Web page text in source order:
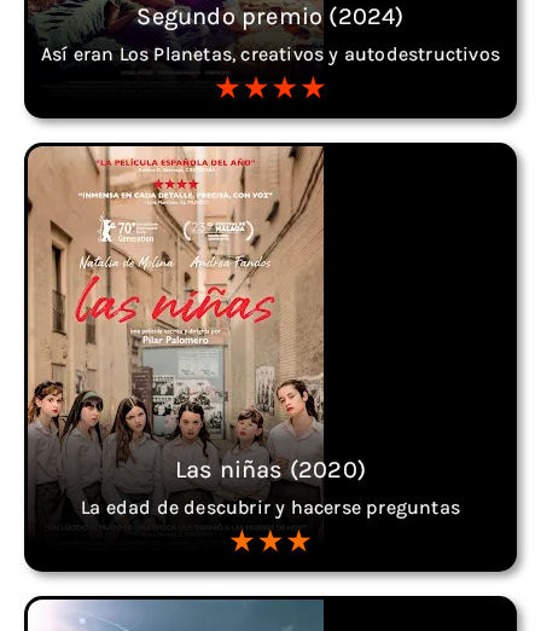
Segundo premio (2024)
Así eran Los Planetas, creativos y autodestructivos
Las niñas (2020)
La edad de descubrir y hacerse preguntas